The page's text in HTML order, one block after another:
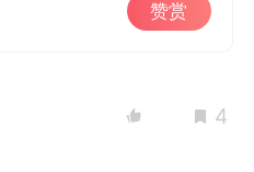
赞赏
4